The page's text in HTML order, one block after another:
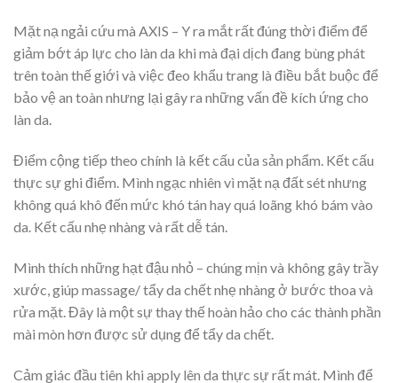
Mặt nạ ngải cứu mà AXIS – Y ra mắt rất đúng thời điểm để
giảm bớt áp lực cho làn da khi mà đại dịch đang bùng phát
trên toàn thế giới và việc đeo khẩu trang là điều bắt buộc để
bảo vệ an toàn nhưng lại gây ra những vấn đề kích ứng cho
làn da.
Điểm cộng tiếp theo chính là kết cấu của sản phẩm. Kết cấu
thực sự ghi điểm. Mình ngạc nhiên vì mặt nạ đất sét nhưng
không quá khô đến mức khó tán hay quá loãng khó bám vào
da. Kết cấu nhẹ nhàng và rất dễ tán.
Mình thích những hạt đậu nhỏ – chúng mịn và không gây trầy
xước, giúp massage/ tẩy da chết nhẹ nhàng ở bước thoa và
rửa mặt. Đây là một sự thay thế hoàn hảo cho các thành phần
mài mòn hơn được sử dụng để tẩy da chết.
Cảm giác đầu tiên khi apply lên da thực sự rất mát. Mình để